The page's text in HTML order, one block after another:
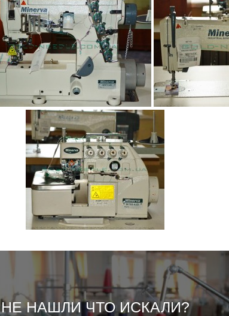
НЕ НАШЛИ ЧТО ИСКАЛИ?